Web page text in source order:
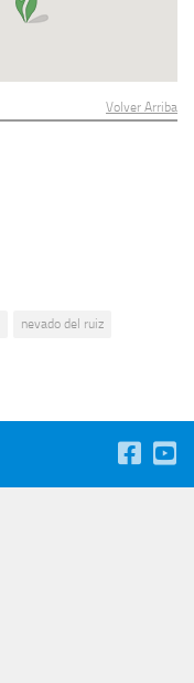
Volver Arriba
nevado del ruiz